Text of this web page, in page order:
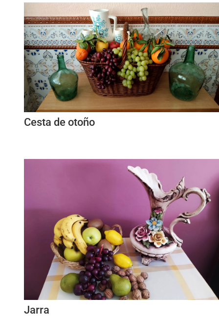
Cesta de otoño
Jarra